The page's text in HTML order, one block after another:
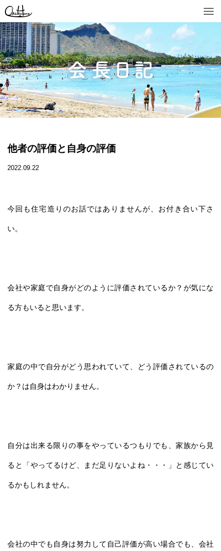
他者の評価と自身の評価
2022.09.22
今回も住宅造りのお話ではありませんが、お付き合い下さ
い。
会社や家庭で自身がどのように評価されているか？が気にな
る方もいると思います。
家庭の中で自分がどう思われていて、どう評価されているの
か？は自身はわかりません。
自分は出来る限りの事をやっているつもりでも、家族から見
ると「やってるけど、まだ足りないよね・・・」と感じてい
るかもしれません。
会社の中でも自身は努力して自己評価が高い場合でも、会社